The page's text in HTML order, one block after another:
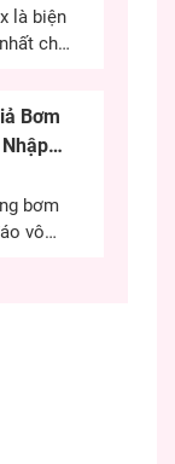
thiện
năng
là biện
cho
chị
thể sử
sử
Bơm
bơm
vô